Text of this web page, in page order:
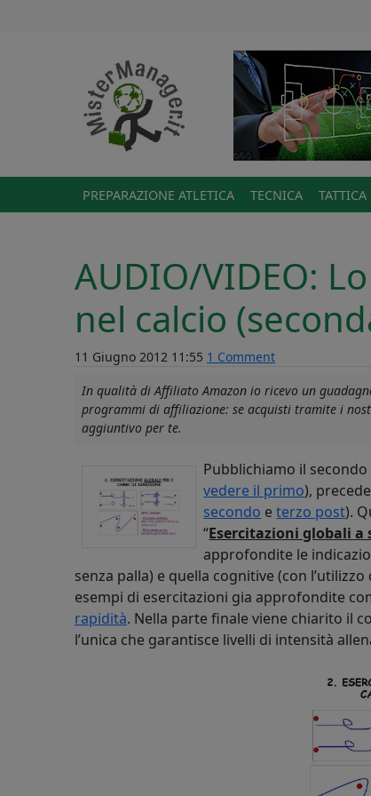
PREPARAZIONE ATLETICA TECNICA TATTICA
AUDIO/VIDEO:
nel calcio
11 Giugno 2012 11:55 1 Comment
In qualità di Affiliato Amazon io ricevo un
programmi di affiliazione: se acquisti tramite i
aggiuntivo per te.
Pubblichiamo il
vedere il primo),
secondo eterzo post).
“Esercitazioni globali a
approfondite le
senza palla) e quella cognitive (con
esempi di esercitazioni gia approfondite
rapidità. Nella parte finale viene chiarito il
l’unica che garantisce livelli di intensità